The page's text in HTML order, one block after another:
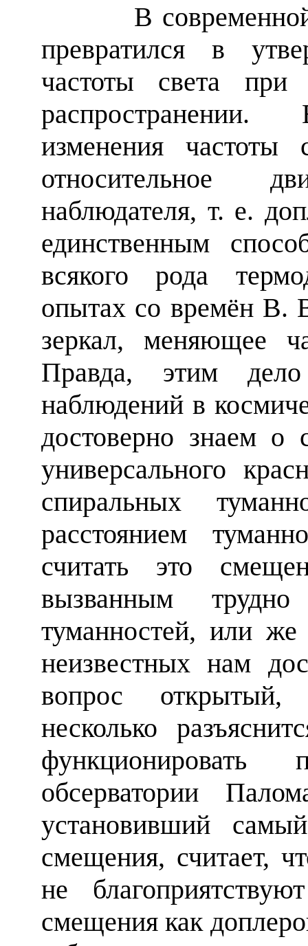
В современной
превратился в
частоты света при
распространении.
изменения частоты
относительное
наблюдателя, т. е.
единственным
всякого рода
опытах со времён В.
зеркал, меняющее
Правда, этим
наблюдений в
достоверно знаем о
универсального
спиральных
расстоянием
считать это
вызванным
туманностей, или
неизвестных нам
вопрос
несколько
функционировать
обсерватории
установивший
смещения, считает,
не
смещения как